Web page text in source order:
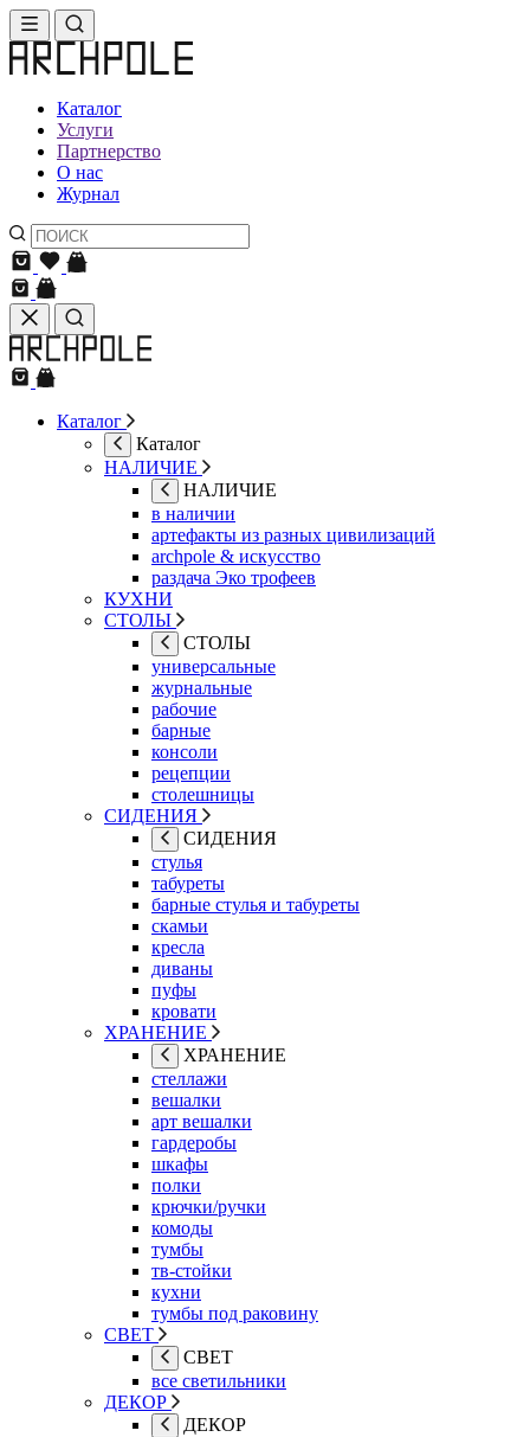
Каталог
Услуги
Партнерство
О нас
Журнал
Каталог
Каталог
НАЛИЧИЕ
НАЛИЧИЕ
в наличии
артефакты из разных цивилизаций
archpole & искусство
раздача Эко трофеев
КУХНИ
СТОЛЫ
СТОЛЫ
универсальные
журнальные
рабочие
барные
консоли
рецепции
столешницы
СИДЕНИЯ
СИДЕНИЯ
стулья
табуреты
барные стулья и табуреты
скамьи
кресла
диваны
пуфы
кровати
ХРАНЕНИЕ
ХРАНЕНИЕ
стеллажи
вешалки
арт вешалки
гардеробы
шкафы
полки
крючки/ручки
комоды
тумбы
тв-стойки
кухни
тумбы под раковину
СВЕТ
СВЕТ
все светильники
ДЕКОР
ДЕКОР